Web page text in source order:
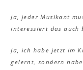
Ja, jeder Musikant
interessiert das auch
Ja, ich habe jetzt im
gelernt, sondern